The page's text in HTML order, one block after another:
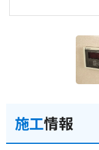
施工情報